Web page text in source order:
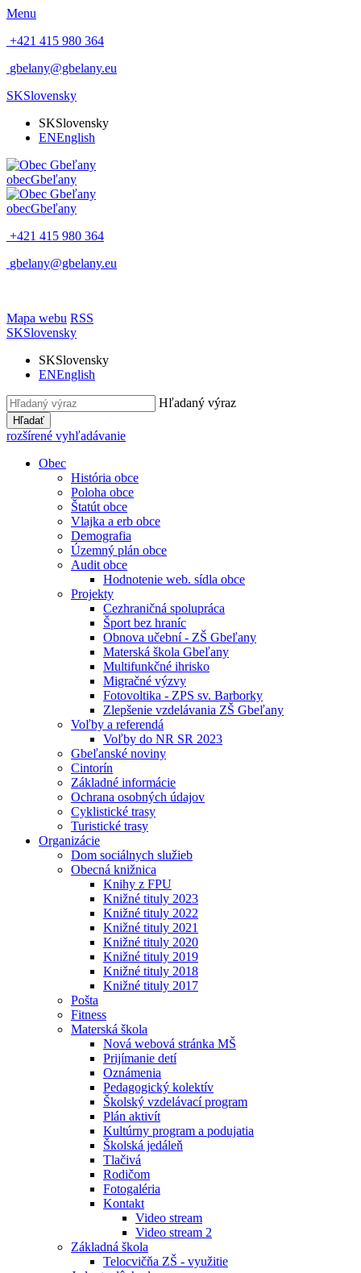
Menu
+421 415 980 364
gbelany@gbelany.eu
SKSlovensky
SKSlovensky
ENEnglish
obecGbeľany
obecGbeľany
+421 415 980 364
gbelany@gbelany.eu
Mapa webu RSS
SKSlovensky
SKSlovensky
ENEnglish
Hľadaný výraz
Hľadať
rozšírené vyhľadávanie
Obec
História obce
Poloha obce
Štatút obce
Vlajka a erb obce
Demografia
Územný plán obce
Audit obce
Hodnotenie web. sídla obce
Projekty
Cezhraničná spolupráca
Šport bez hraníc
Obnova učební - ZŠ Gbeľany
Materská škola Gbeľany
Multifunkčné ihrisko
Migračné výzvy
Fotovoltika - ZPS sv. Barborky
Zlepšenie vzdelávania ZŠ Gbeľany
Voľby a referendá
Voľby do NR SR 2023
Gbeľanské noviny
Cintorín
Základné informácie
Ochrana osobných údajov
Cyklistické trasy
Turistické trasy
Organizácie
Dom sociálnych služieb
Obecná knižnica
Knihy z FPU
Knižné tituly 2023
Knižné tituly 2022
Knižné tituly 2021
Knižné tituly 2020
Knižné tituly 2019
Knižné tituly 2018
Knižné tituly 2017
Pošta
Fitness
Materská škola
Nová webová stránka MŠ
Prijímanie detí
Oznámenia
Pedagogický kolektív
Školský vzdelávací program
Plán aktivít
Kultúrny program a podujatia
Školská jedáleň
Tlačivá
Rodičom
Fotogaléria
Kontakt
Video stream
Video stream 2
Základná škola
Telocvičňa ZŠ - využitie